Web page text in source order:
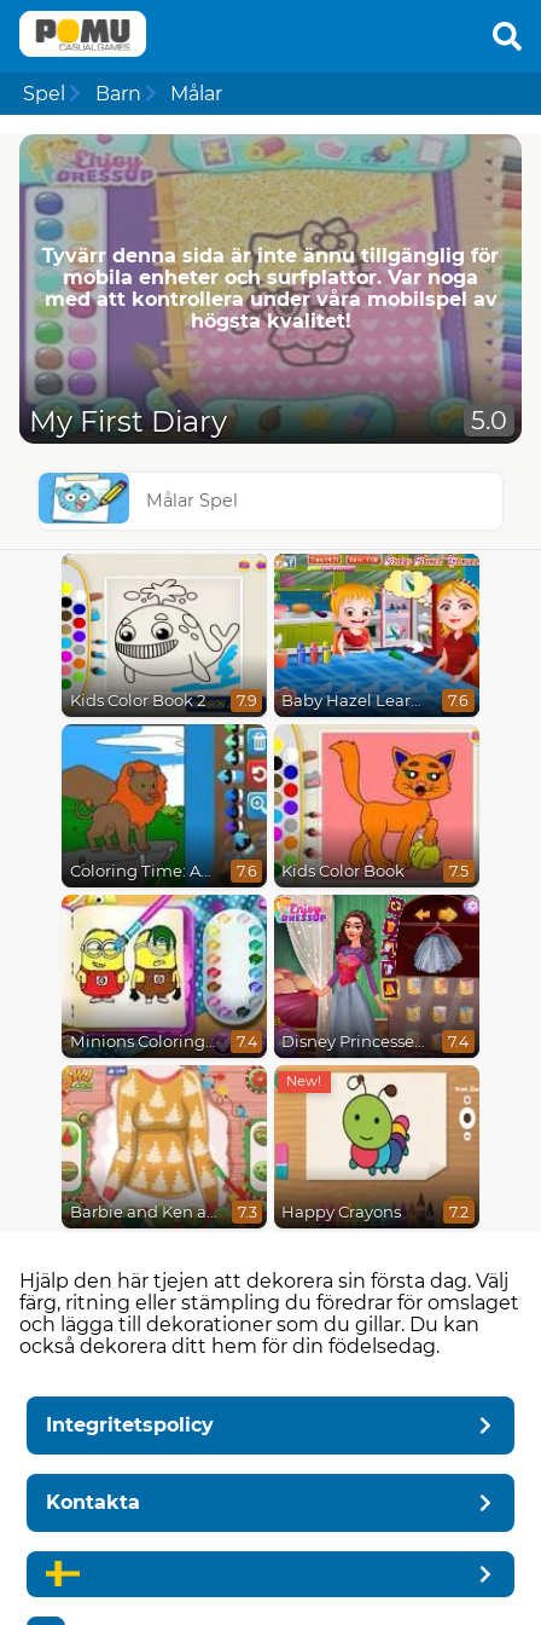
Spel Barn Målar
Tyvärr denna sida är inte ännu tillgänglig för
mobila enheter och surfplattor. Var noga
med att kontrollera under våra mobilspel av
högsta kvalitet!
My First Diary 5.0
Målar Spel
Kids Color Book 2 7.9 Baby Hazel Learns Colors 7.6
Coloring Time: Animals 7.6 Kids Color Book 7.5
Minions Coloring Book 7.4 Disney Princesses Rainbow Dresses 7.4
Barbie and Ken a Perfect Christmas 7.3 Happy Crayons 7.2
Hjälp den här tjejen att dekorera sin första dag. Välj
färg, ritning eller stämpling du föredrar för omslaget
och lägga till dekorationer som du gillar. Du kan
också dekorera ditt hem för din födelsedag.
Integritetspolicy
Kontakta